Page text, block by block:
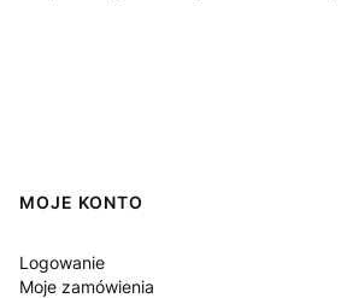
Linki w stopce
MOJE KONTO
Logowanie
Moje zamówienia